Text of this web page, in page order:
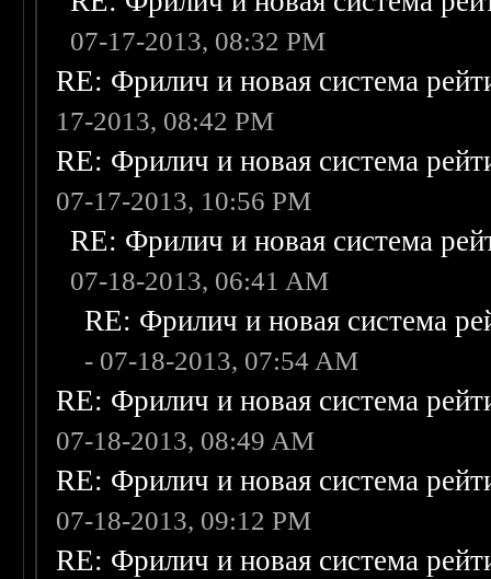
07-17-2013, 08:32 PM
RE: Фрилич и новая система
17-2013, 08:42 PM
RE: Фрилич и новая система
07-17-2013, 10:56 PM
RE: Фрилич и новая система
07-18-2013, 06:41 AM
RE: Фрилич и новая система
- 07-18-2013, 07:54 AM
RE: Фрилич и новая система
07-18-2013, 08:49 AM
RE: Фрилич и новая система
07-18-2013, 09:12 PM
RE: Фрилич и новая система